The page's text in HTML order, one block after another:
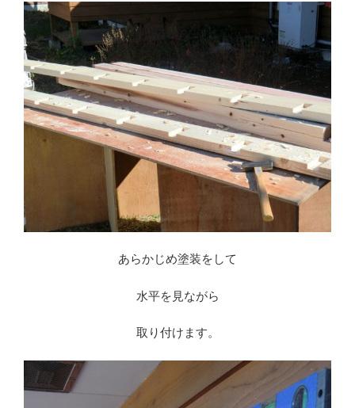
あらかじめ塗装をして
水平を見ながら
取り付けます。